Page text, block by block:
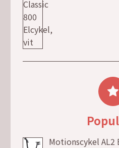
Motionscykel AL2